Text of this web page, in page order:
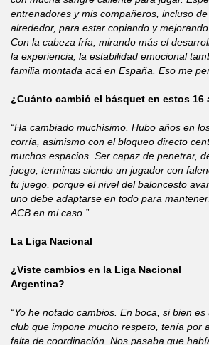
entrenadores y mis compañeros, incluso
alrededor, para estar copiando y
Con la cabeza fría, mirando más el
la experiencia, la estabilidad emocional
familia montada acá en España. Eso me
¿Cuánto cambió el básquet en estos
“Ha cambiado muchísimo. Hubo años en
corría, asimismo con el bloqueo directo
muchos espacios. Ser capaz de penetrar,
juego, terminas siendo un jugador con
tu juego, porque el nivel del baloncesto
uno debe adaptarse en todo para
ACB en mi caso.”
La Liga Nacional
¿Viste cambios en la Liga Nacional
Argentina?
“Yo he notado cambios. En boca, si bien es
club que impone mucho respeto, tenía por
falta de coordinación. Nos pasaba que